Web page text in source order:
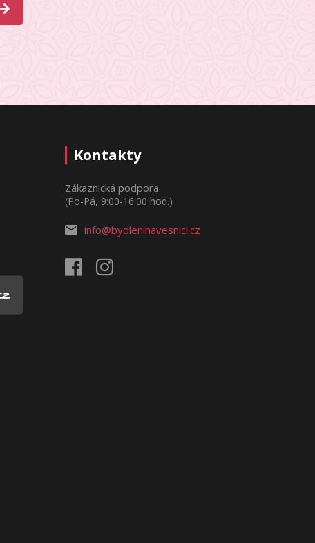
Kontakty
Zákaznická podpora
(Po-Pá, 9:00-16:00 hod.)
info@bydleninavesnici.cz